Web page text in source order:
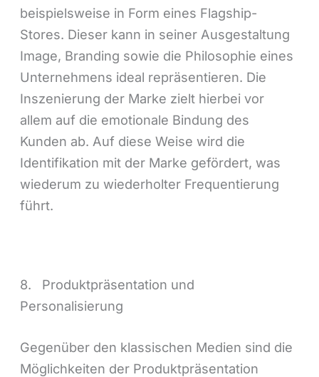
beispielsweise in Form eines Flagship-
Stores. Dieser kann in seiner Ausgestaltung
Image, Branding sowie die Philosophie eines
Unternehmens ideal repräsentieren. Die
Inszenierung der Marke zielt hierbei vor
allem auf die emotionale Bindung des
Kunden ab. Auf diese Weise wird die
Identifikation mit der Marke gefördert, was
wiederum zu wiederholter Frequentierung
führt.
8. Produktpräsentation und
Personalisierung
Gegenüber den klassischen Medien sind die
Möglichkeiten der Produktpräsentation